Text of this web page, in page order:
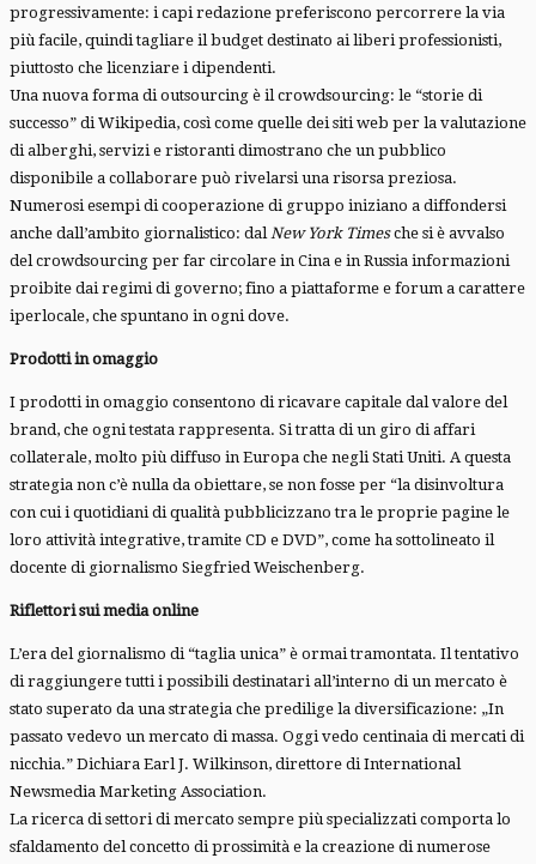
progressivamente: i capi redazione preferiscono percorrere la via
più facile, quindi tagliare il budget destinato ai liberi professionisti,
piuttosto che licenziare i dipendenti.
Una nuova forma di outsourcing è il crowdsourcing: le “storie di
successo” di Wikipedia, così come quelle dei siti web per la valutazione
di alberghi, servizi e ristoranti dimostrano che un pubblico
disponibile a collaborare può rivelarsi una risorsa preziosa.
Numerosi esempi di cooperazione di gruppo iniziano a diffondersi
anche dall’ambito giornalistico: dalNew York Timesche si è avvalso
del crowdsourcing per far circolare in Cina e in Russia informazioni
proibite dai regimi di governo; fino a piattaforme e forum a carattere
iperlocale, che spuntano in ogni dove.
Prodotti in omaggio
I prodotti in omaggio consentono di ricavare capitale dal valore del
brand, che ogni testata rappresenta. Si tratta di un giro di affari
collaterale, molto più diffuso in Europa che negli Stati Uniti. A questa
strategia non c’è nulla da obiettare, se non fosse per “la disinvoltura
con cui i quotidiani di qualità pubblicizzano tra le proprie pagine le
loro attività integrative, tramite CD e DVD”, come ha sottolineato il
docente di giornalismo Siegfried Weischenberg.
Riflettori sui media online
L’era del giornalismo di “taglia unica” è ormai tramontata. Il tentativo
di raggiungere tutti i possibili destinatari all’interno di un mercato è
stato superato da una strategia che predilige la diversificazione: „In
passato vedevo un mercato di massa. Oggi vedo centinaia di mercati di
nicchia.” Dichiara Earl J. Wilkinson, direttore di International
Newsmedia Marketing Association.
La ricerca di settori di mercato sempre più specializzati comporta lo
sfaldamento del concetto di prossimità e la creazione di numerose